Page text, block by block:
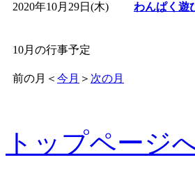
2020年10月29日(木)
わんぱく
10月の行事予定
前の月 ＜ 今月 ＞ 次の月
トップページ